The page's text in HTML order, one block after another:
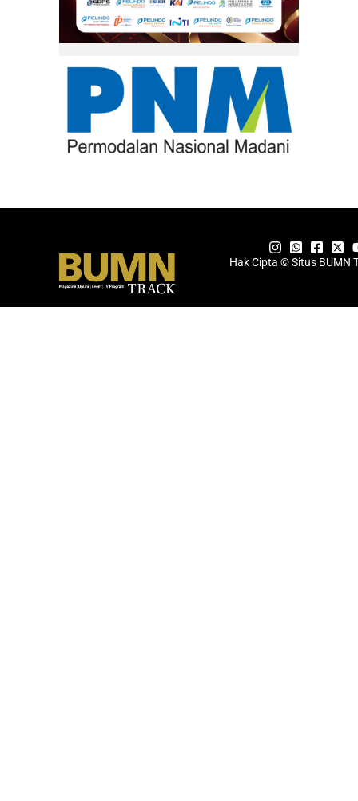
Hak Cipta © Situs BUMN